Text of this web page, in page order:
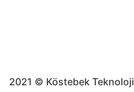
2021 © Köstebek Teknoloji